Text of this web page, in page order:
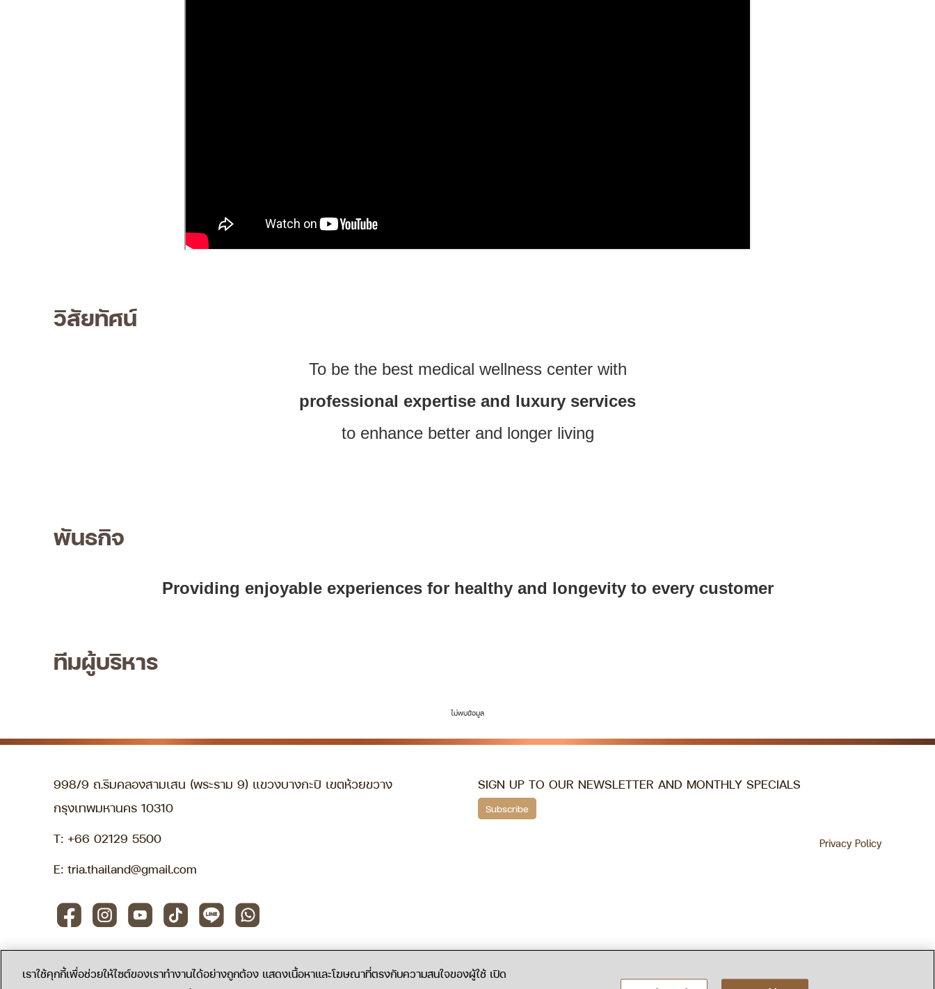
วิสัยทัศน์
To be the best medical wellness center with
professional expertise and luxury services
to enhance better and longer living
พันธกิจ
Providing enjoyable experiences for healthy and longevity to every customer
ทีมผู้บริหาร
ไม่พบข้อมูล
998/9 ถ.ริมคลองสามเสน (พระราม 9) แขวงบางกะปิ เขตห้วยขวาง
กรุงเทพมหานคร 10310
T: +66 02129 5500
E: tria.thailand@gmail.com
SIGN UP TO OUR NEWSLETTER AND MONTHLY SPECIALS
Subscribe
Privacy Policy
เราใช้คุกกี้เพื่อช่วยให้ไซต์ของเราทำงานได้อย่างถูกต้อง แสดงเนื้อหาและโฆษณาที่ตรงกับความสนใจของผู้ใช้ เปิด